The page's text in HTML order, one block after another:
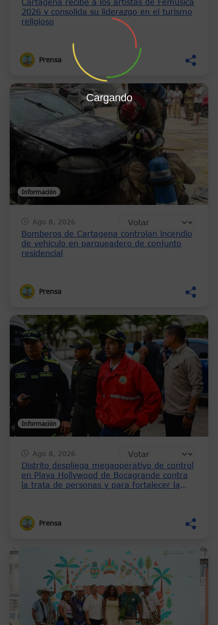
Cartagena recibe a los artistas de Femusica
2026 y consolida su liderazgo en el turismo
religioso
Prensa
Información
Ago 8, 2026
Bomberos de Cartagena controlan incendio
de vehículo en parqueadero de conjunto
residencial
Prensa
Información
Ago 8, 2026
Distrito despliega megaoperativo de control
en Playa Hollywood de Bocagrande contra
la trata de personas y para fortalecer la
Prensa
Cargando